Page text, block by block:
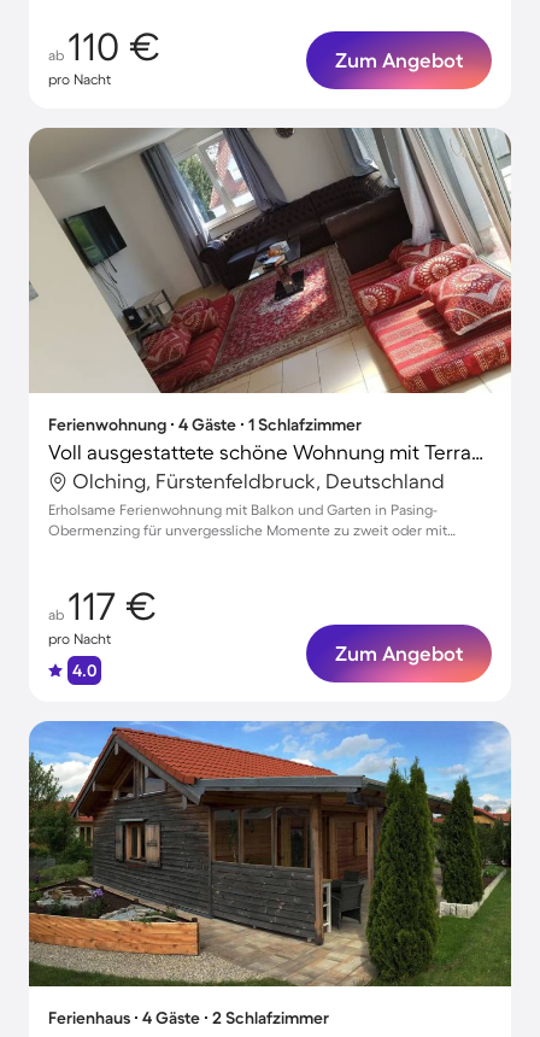
ab 110 €
pro Nacht
Zum Angebot
Ferienwohnung ∙ 4 Gäste ∙ 1 Schlafzimmer
Voll ausgestattete schöne Wohnung mit Terrasse und Garten
Olching, Fürstenfeldbruck, Deutschland
Erholsame Ferienwohnung mit Balkon und Garten in Pasing-
Obermenzing für unvergessliche Momente zu zweit oder mit
ab 117 €
pro Nacht
4.0
Zum Angebot
Ferienhaus ∙ 4 Gäste ∙ 2 Schlafzimmer